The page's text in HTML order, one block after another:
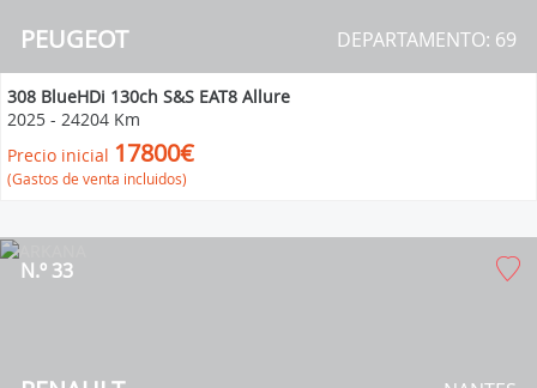
PEUGEOT DEPARTAMENTO: 69
308 BlueHDi 130ch S&S EAT8 Allure
2025 - 24204 Km
Precio inicial 17800€
(Gastos de venta incluidos)
N.º 33